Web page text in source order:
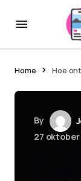
Home Hoe
By
27 oktober